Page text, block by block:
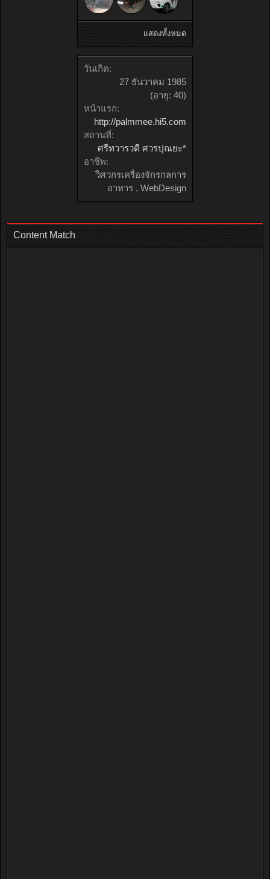
แสดงทั้งหมด
วันเกิด:
27 ธันวาคม 1985
(อายุ: 40)
หน้าแรก:
http://palmmee.hi5.com
สถานที่:
ศรีทวารวดี ศวรปุณยะ*
อาชีพ:
วิศวกรเครื่องจักรกลการ
อาหาร , WebDesign
Content Match